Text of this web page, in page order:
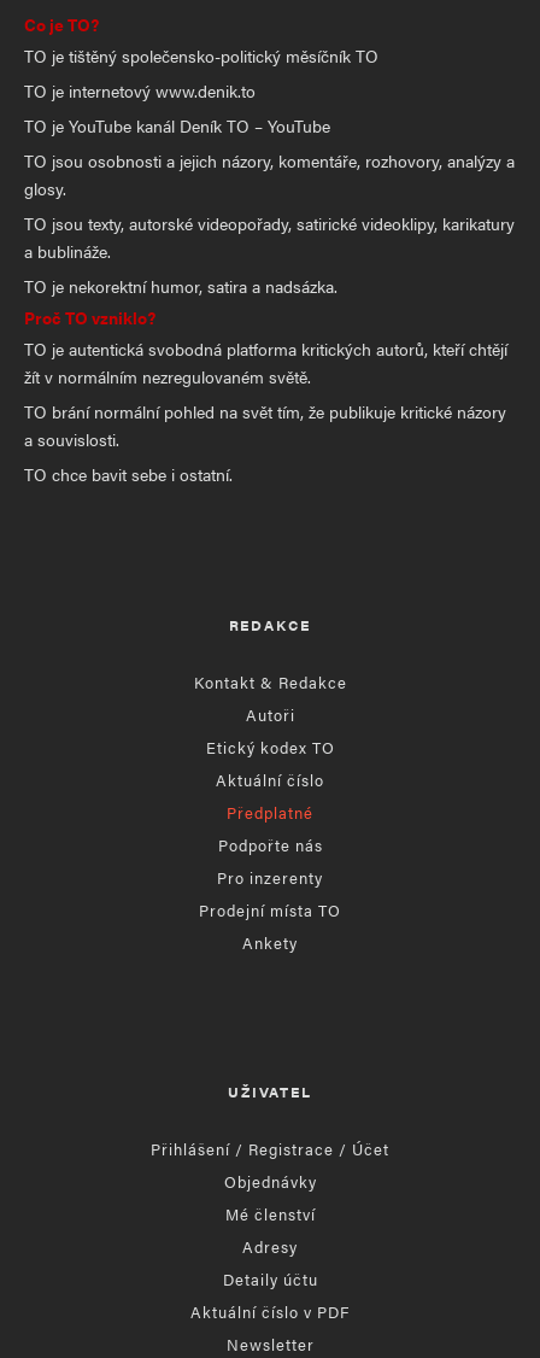
Co je TO?
TO je tištěný společensko-politický měsíčník TO
TO je internetový www.denik.to
TO je YouTube kanál Deník TO – YouTube
TO jsou osobnosti a jejich názory, komentáře, rozhovory, analýzy a
glosy.
TO jsou texty, autorské videopořady, satirické videoklipy, karikatury
a bublináže.
TO je nekorektní humor, satira a nadsázka.
Proč TO vzniklo?
TO je autentická svobodná platforma kritických autorů, kteří chtějí
žít v normálním nezregulovaném světě.
TO brání normální pohled na svět tím, že publikuje kritické názory
a souvislosti.
TO chce bavit sebe i ostatní.
REDAKCE
Kontakt & Redakce
Autoři
Etický kodex TO
Aktuální číslo
Předplatné
Podpořte nás
Pro inzerenty
Prodejní místa TO
Ankety
UŽIVATEL
Přihlášení / Registrace / Účet
Objednávky
Mé členství
Adresy
Detaily účtu
Aktuální číslo v PDF
Newsletter